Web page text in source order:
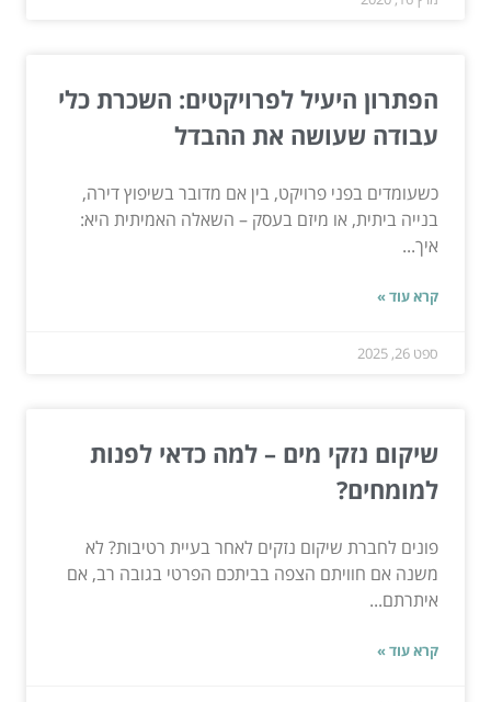
הפתרון היעיל לפרויקטים: השכרת כלי
עבודה שעושה את ההבדל
כשעומדים בפני פרויקט, בין אם מדובר בשיפוץ דירה,
בנייה ביתית, או מיזם בעסק – השאלה האמיתית היא:
איך...
קרא עוד »
ספט 26, 2025
שיקום נזקי מים – למה כדאי לפנות
למומחים?
פונים לחברת שיקום נזקים לאחר בעיית רטיבות? לא
משנה אם חוויתם הצפה בביתכם הפרטי בגובה רב, אם
איתרתם...
קרא עוד »